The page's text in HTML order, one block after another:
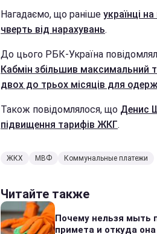
Нагадаємо, що раніше українці
чверть від нарахувань.
До цього РБК-Україна
Кабмін збільшив максимальний
двох до трьох місяців для
Також повідомлялося, що Денис
підвищення тарифів ЖКГ.
ЖКХ МВФ Коммунальные платежи
Читайте также
Почему нельзя мыть
примета и откуда